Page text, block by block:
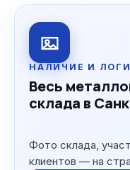
НАЛИЧИЕ И
Весь
склада в
Фото склада,
клиентов — на